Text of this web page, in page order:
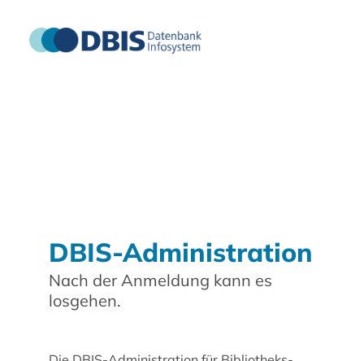
DBIS-Administration
Nach der Anmeldung kann es
losgehen.